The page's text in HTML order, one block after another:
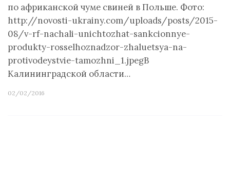
по африканской чуме свиней в Польше. Фото:
http://novosti-ukrainy.com/uploads/posts/2015-
08/v-rf-nachali-unichtozhat-sankcionnye-
produkty-rosselhoznadzor-zhaluetsya-na-
protivodeystvie-tamozhni_1.jpegВ
Калининградской области…
02/02/2016